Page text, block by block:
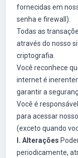
fornecidas em
senha e firewall).
Todas as
através do nosso
criptografia.
Você reconhece
internet é
garantir a
Você é
para acessar
(exceto quando
I. Alterações
periodicamente,